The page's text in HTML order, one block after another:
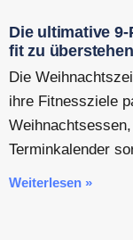
Die ultimative
fit zu
Die
ihre Fitnessziele
Terminkalender
Weiterlesen »